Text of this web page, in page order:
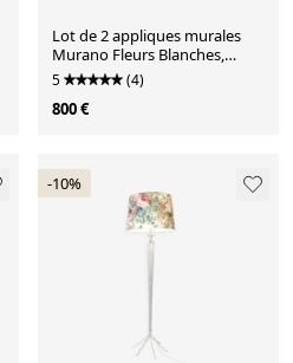
Lot de 2 appliques murales
Murano Fleurs Blanches,
1970s
5 (4)
800 €
-10%